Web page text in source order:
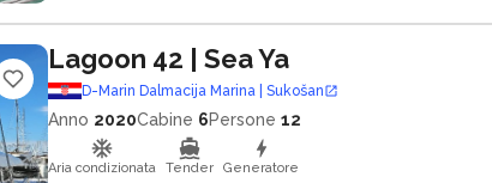
Lagoon 42 | Sea Ya
D-Marin Dalmacija Marina | Sukošan
Anno 2020Cabine 6Persone 12
Aria condizionata Tender Generatore